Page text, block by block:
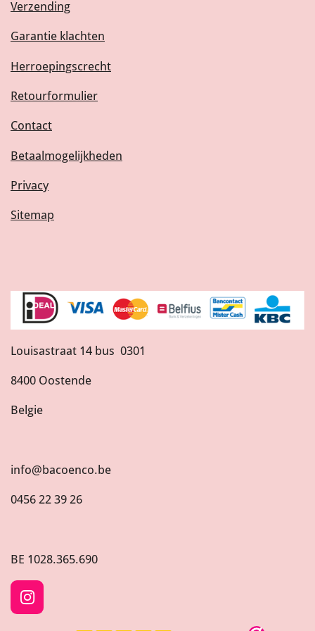
Verzending
Garantie klachten
Herroepingscrecht
Retourformulier
Contact
Betaalmogelijkheden
Privacy
Sitemap
Louisastraat 14 bus 0301
8400 Oostende
Belgie
info@bacoenco.be
0456 22 39 26
BE 1028.365.690
I
n